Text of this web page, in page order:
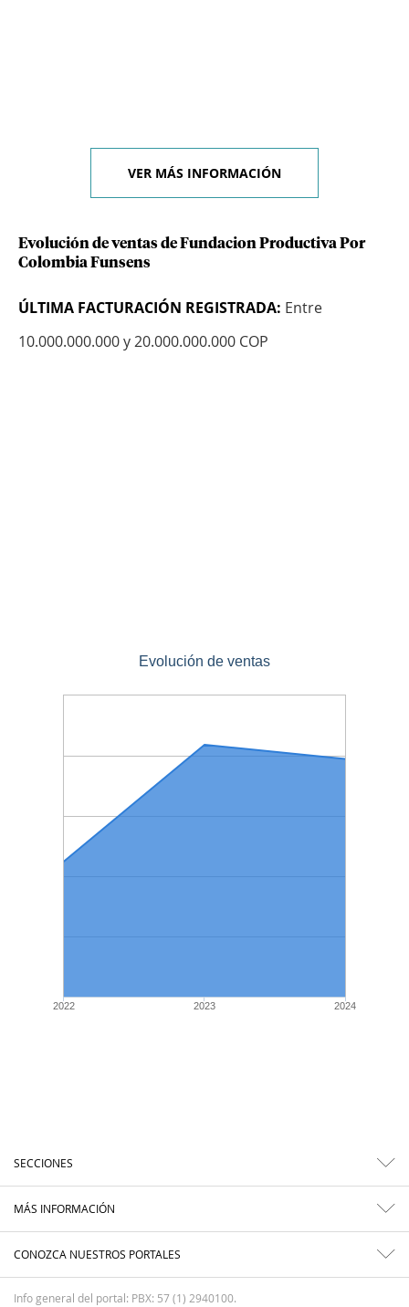
VER MÁS INFORMACIÓN
Evolución de ventas de Fundacion Productiva Por
Colombia Funsens
ÚLTIMA FACTURACIÓN REGISTRADA: Entre
10.000.000.000 y 20.000.000.000 COP
Evolución de ventas
2022 2023 2024
SECCIONES
MÁS INFORMACIÓN
CONOZCA NUESTROS PORTALES
Info general del portal: PBX: 57 (1) 2940100.